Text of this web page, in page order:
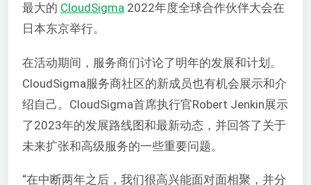
最大的 CloudSigma 2022年度全球合作伙伴大会在
日本东京举行。
在活动期间，服务商们讨论了明年的发展和计划。
CloudSigma服务商社区的新成员也有机会展示和介
绍自己。CloudSigma首席执行官Robert Jenkin展示
了2023年的发展路线图和最新动态，并回答了关于
未来扩张和高级服务的一些重要问题。
“在中断两年之后，我们很高兴能面对面相聚，并分